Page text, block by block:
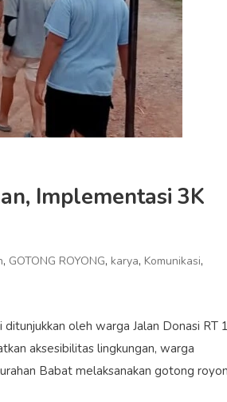
Implementasi 3K
, GOTONG ROYONG, karya, Komunikasi,
oleh warga Jalan Donasi RT
aksesibilitas lingkungan, warga
Babat melaksanakan gotong